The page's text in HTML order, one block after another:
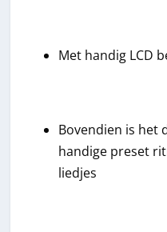
Met handig LCD
Bovendien is het
handige preset
liedjes